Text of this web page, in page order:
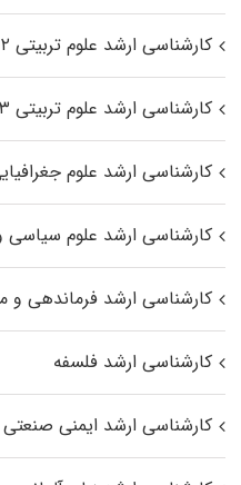
کارشناسی ارشد علوم تربیتی ۲
کارشناسی ارشد علوم تربیتی ۳
کارشناسی ارشد علوم
کارشناسی ارشد علوم سیاسی
کارشناسی ارشد فرماندهی و
کارشناسی ارشد فلسفه
کارشناسی ارشد ایمنی صنعتی